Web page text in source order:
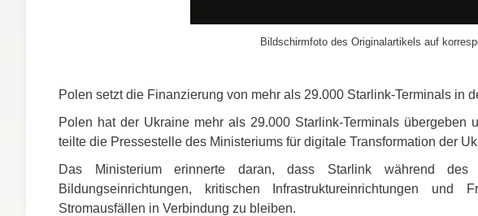
Bildschirmfoto des Originalartikels auf
Polen setzt die Finanzierung von mehr als 29.000 Starlink-Terminals in
Polen hat der Ukraine mehr als 29.000 Starlink-Terminals übergeben
teilte die Pressestelle des Ministeriums für digitale Transformation der
Das Ministerium erinnerte daran, dass Starlink während des
Bildungseinrichtungen, kritischen Infrastruktureinrichtungen und
Stromausfällen in Verbindung zu bleiben.